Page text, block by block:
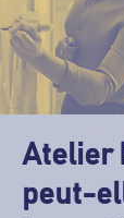
Atelier
peut-